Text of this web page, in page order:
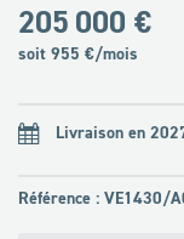
205 000 €
soit 955 €/mois
Livraison en
Référence : VE1430/